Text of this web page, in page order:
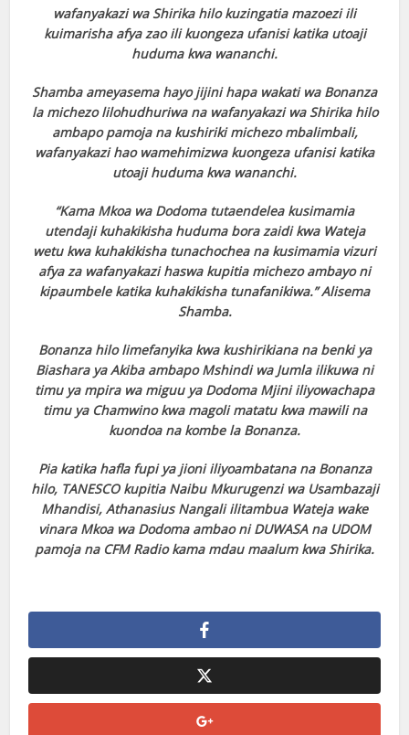
wafanyakazi wa Shirika hilo kuzingatia mazoezi ili
kuimarisha afya zao ili kuongeza ufanisi katika utoaji
huduma kwa wananchi.
Shamba ameyasema hayo jijini hapa wakati wa Bonanza
la michezo lilohudhuriwa na wafanyakazi wa Shirika hilo
ambapo pamoja na kushiriki michezo mbalimbali,
wafanyakazi hao wamehimizwa kuongeza ufanisi katika
utoaji huduma kwa wananchi.
“Kama Mkoa wa Dodoma tutaendelea kusimamia
utendaji kuhakikisha huduma bora zaidi kwa Wateja
wetu kwa kuhakikisha tunachochea na kusimamia vizuri
afya za wafanyakazi haswa kupitia michezo ambayo ni
kipaumbele katika kuhakikisha tunafanikiwa.” Alisema
Shamba.
Bonanza hilo limefanyika kwa kushirikiana na benki ya
Biashara ya Akiba ambapo Mshindi wa Jumla ilikuwa ni
timu ya mpira wa miguu ya Dodoma Mjini iliyowachapa
timu ya Chamwino kwa magoli matatu kwa mawili na
kuondoa na kombe la Bonanza.
Pia katika hafla fupi ya jioni iliyoambatana na Bonanza
hilo, TANESCO kupitia Naibu Mkurugenzi wa Usambazaji
Mhandisi, Athanasius Nangali ilitambua Wateja wake
vinara Mkoa wa Dodoma ambao ni DUWASA na UDOM
pamoja na CFM Radio kama mdau maalum kwa Shirika.